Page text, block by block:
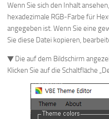
Wenn Sie sich den Inhalt
hexadezimale RGB-Farbe für
angegeben ist. Wenn Sie eine
Sie diese Datei kopieren,
▼ Die auf dem Bildschirm
Klicken Sie auf die Schaltfläche